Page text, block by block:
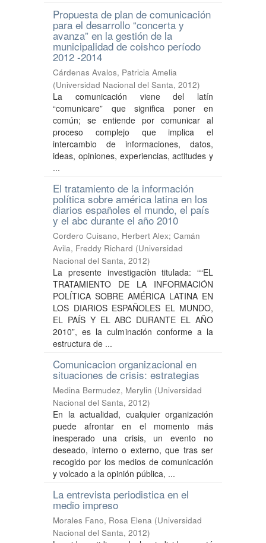
Propuesta de plan de comunicación
para el desarrollo “concerta y
avanza” en la gestión de la
municipalidad de coishco período
2012 -2014
Cárdenas Avalos, Patricia Amelia
(Universidad Nacional del Santa, 2012)
La comunicación viene del latín
“comunicare” que significa poner en
común; se entiende por comunicar al
proceso complejo que implica el
intercambio de informaciones, datos,
ideas, opiniones, experiencias, actitudes y
...
El tratamiento de la información
política sobre américa latina en los
diarios españoles el mundo, el país
y el abc durante el año 2010
Cordero Cuisano, Herbert Alex; Camán
Avila, Freddy Richard (Universidad
Nacional del Santa, 2012)
La presente investigaciòn titulada: ““EL
TRATAMIENTO DE LA INFORMACIÓN
POLÍTICA SOBRE AMÉRICA LATINA EN
LOS DIARIOS ESPAÑOLES EL MUNDO,
EL PAÍS Y EL ABC DURANTE EL AÑO
2010”, es la culminación conforme a la
estructura de ...
Comunicacion organizacional en
situaciones de crisis: estrategias
Medina Bermudez, Merylin (Universidad
Nacional del Santa, 2012)
En la actualidad, cualquier organización
puede afrontar en el momento más
inesperado una crisis, un evento no
deseado, interno o externo, que tras ser
recogido por los medios de comunicación
y volcado a la opinión pública, ...
La entrevista periodistica en el
medio impreso
Morales Fano, Rosa Elena (Universidad
Nacional del Santa, 2012)